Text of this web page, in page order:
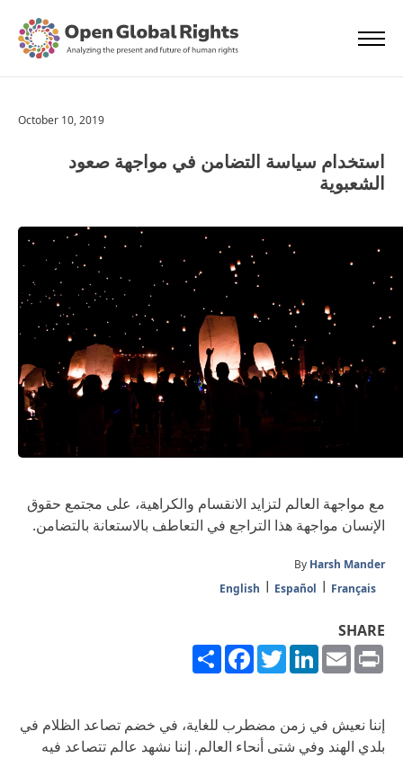
October 10, 2019
استخدام سياسة التضامن في مواجهة صعود
الشعبوية
مع مواجهة العالم لتزايد الانقسام والكراهية، على مجتمع حقوق
الإنسان مواجهة هذا التراجع في التعاطف بالاستعانة بالتضامن.
By Harsh Mander
English
Español Français
SHARE
Share
FacebookTwitterLinkedInEmailPrint
إننا نعيش في زمن مضطرب للغاية، في خضم تصاعد الظلام في
بلدي الهند وفي شتى أنحاء العالم. إننا نشهد عالم تتصاعد فيه